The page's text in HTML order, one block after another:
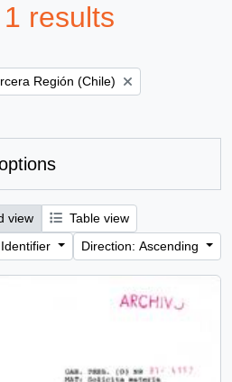
results
filter:
Región (Chile)
view
Table view
Direction: Ascending